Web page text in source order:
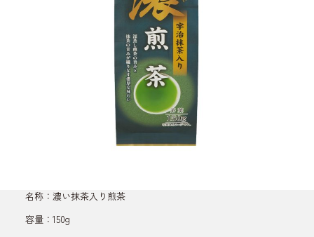
名称：濃い抹茶入り煎茶
容量：150g